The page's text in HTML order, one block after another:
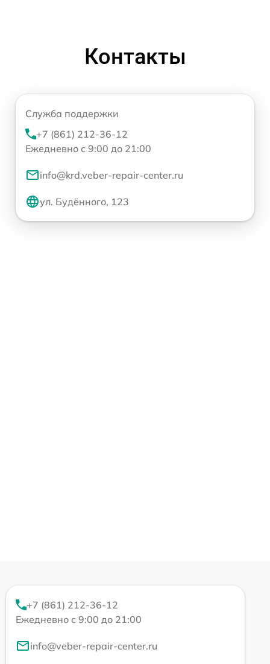
Контакты
Служба поддержки
+7 (861) 212-36-12
Ежедневно с 9:00 до 21:00
info@krd.veber-repair-center.ru
ул. Будённого, 123
+7 (861) 212-36-12
Ежедневно с 9:00 до 21:00
info@veber-repair-center.ru